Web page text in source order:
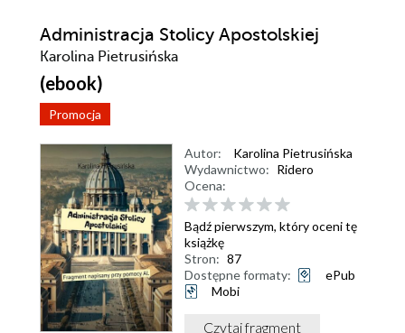
Administracja Stolicy Apostolskiej
Karolina Pietrusińska
(ebook)
Promocja
Autor:
Karolina Pietrusińska
Wydawnictwo: Ridero
Ocena:
Bądź pierwszym, który oceni tę
książkę
Stron: 87
Dostępne formaty:
ePub
Mobi
Czytaj fragment